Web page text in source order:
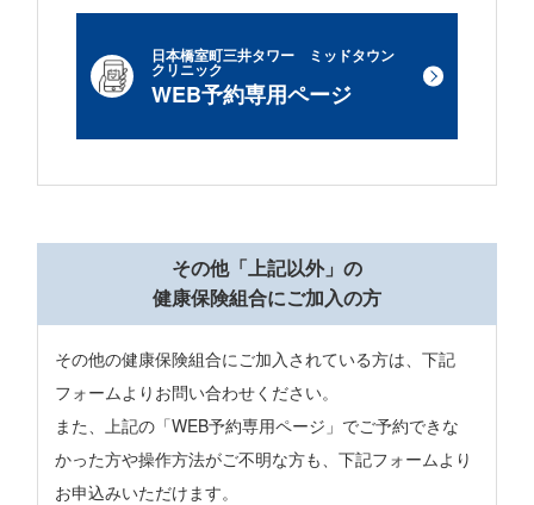
日本橋室町三井タワー ミッドタウン
クリニック
WEB予約専用ページ
その他「上記以外」の
健康保険組合にご加入の方
その他の健康保険組合にご加入されている方は、下記
フォームよりお問い合わせください。
また、上記の「WEB予約専用ページ」でご予約できな
かった方や操作方法がご不明な方も、下記フォームより
お申込みいただけます。